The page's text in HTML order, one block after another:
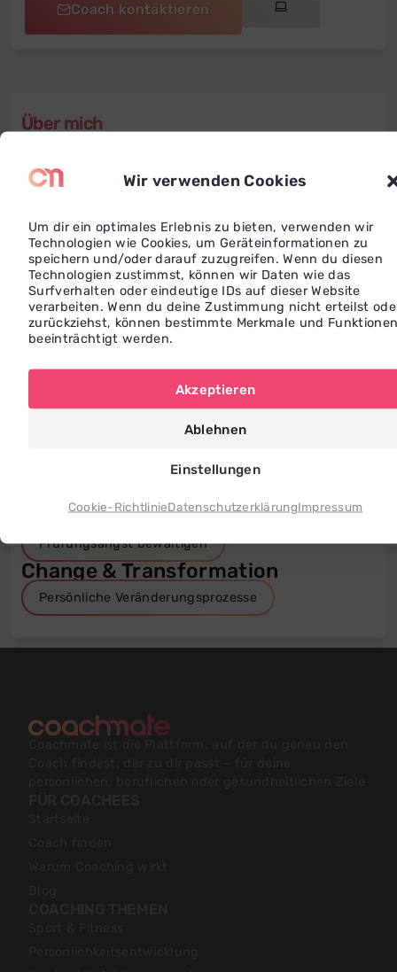
Wir verwenden Cookies
Um dir ein optimales Erlebnis zu bieten, verwenden wir
Technologien wie Cookies, um Geräteinformationen zu
speichern und/oder darauf zuzugreifen. Wenn du diesen
Technologien zustimmst, können wir Daten wie das
Surfverhalten oder eindeutige IDs auf dieser Website
verarbeiten. Wenn du deine Zustimmung nicht erteilst
zurückziehst, können bestimmte Merkmale und
beeinträchtigt werden.
Akzeptieren
Ablehnen
Einstellungen
Cookie-RichtlinieDatenschutzerklärungImpressum
Coach kontaktieren
Über mich
Coaching Ausbildung
Keine Bildungseinträge verfügbar
Meine Coaching-Schwerpunkte
Business & Management
Bildung & Lernen
Lerncoaching Lernstrategien entwickeln
Prüfungsangst bewältigen
Change & Transformation
Persönliche Veränderungsprozesse